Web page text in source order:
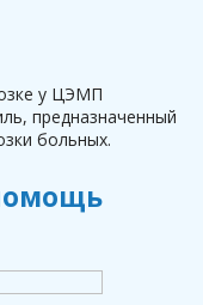
у ЦЭМП
предназначенный
больных.